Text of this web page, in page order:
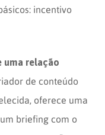
incentivo
uma relação
de conteúdo
oferece uma
briefing com o